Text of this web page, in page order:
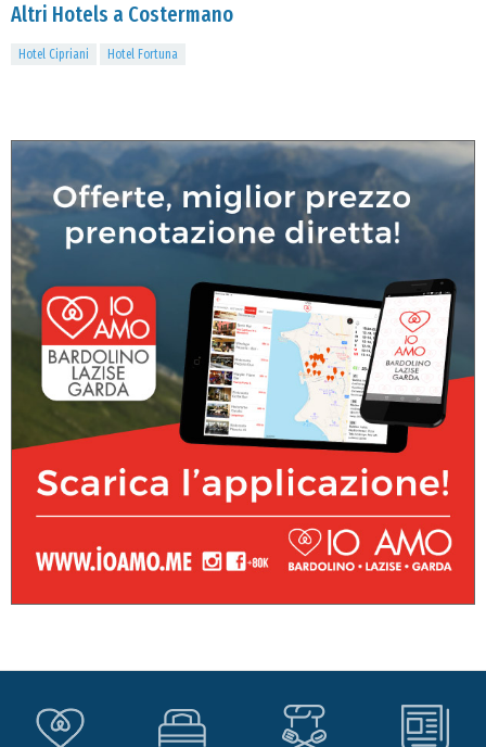
Altri Hotels a Costermano
Hotel Cipriani Hotel Fortuna